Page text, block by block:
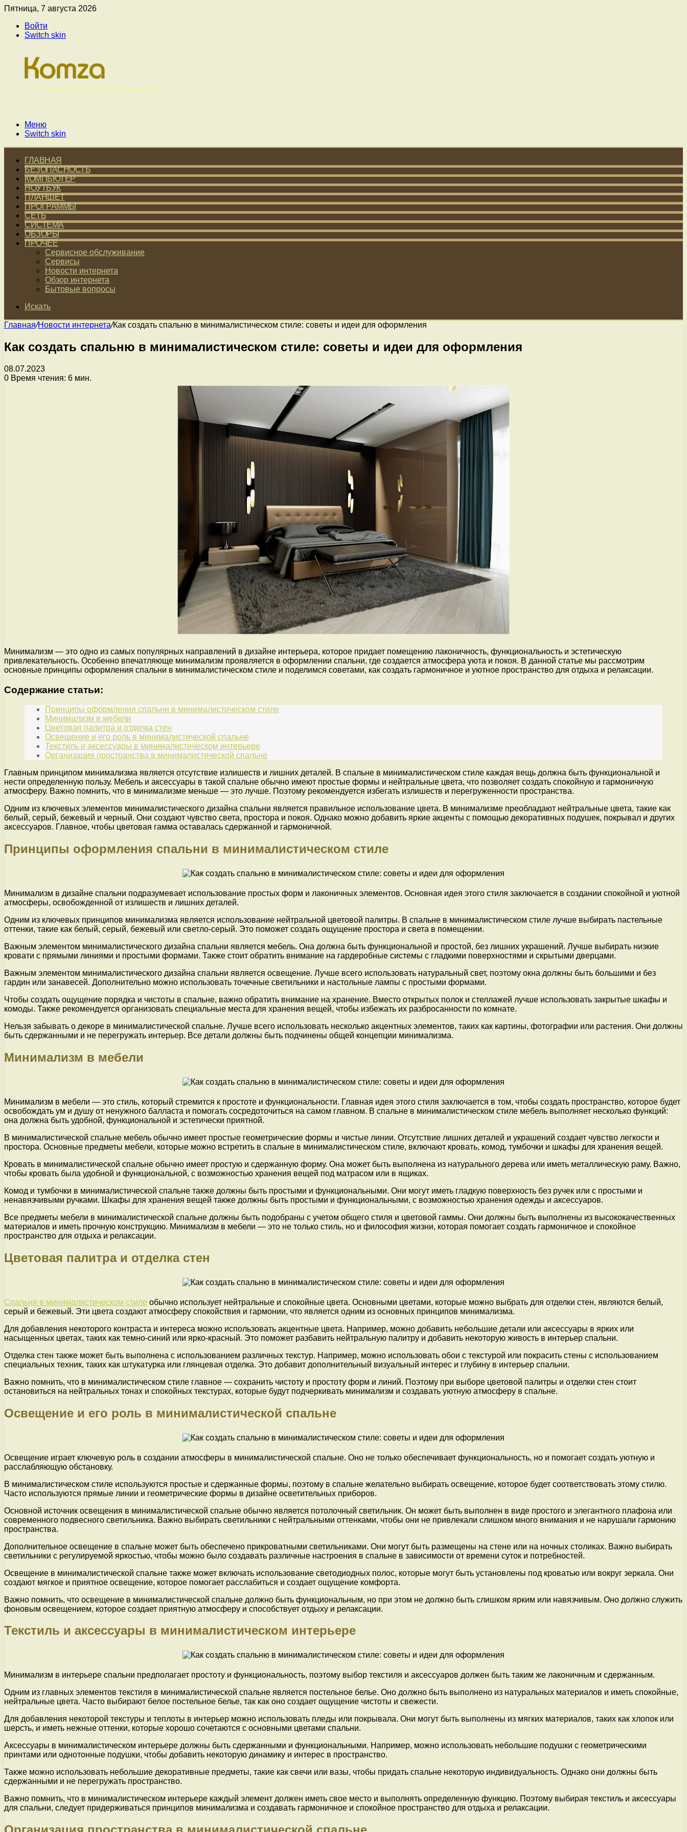
Пятница, 7 августа 2026
Войти
Switch skin
Меню
Switch skin
ГЛАВНАЯ
БЕЗОПАСНОСТЬ
КОМПЬЮТЕР
НОУТБУК
ПЛАНШЕТ
ПРОГРАММЫ
СЕТЬ
СИСТЕМА
ОБЗОРЫ
ПРОЧЕЕ
Сервисное обслуживание
Сервисы
Новости интернета
Обзор интернета
Бытовые вопросы
Искать
Главная/Новости интернета/Как создать спальню в минималистическом стиле: советы и идеи для оформления
Как создать спальню в минималистическом стиле: советы и идеи для оформления
08.07.2023
0 Время чтения: 6 мин.
Минимализм — это одно из самых популярных направлений в дизайне интерьера, которое придает помещению лаконичность, функциональность и эстетическую
привлекательность. Особенно впечатляюще минимализм проявляется в оформлении спальни, где создается атмосфера уюта и покоя. В данной статье мы рассмотрим
основные принципы оформления спальни в минималистическом стиле и поделимся советами, как создать гармоничное и уютное пространство для отдыха и релаксации.
Содержание статьи:
Принципы оформления спальни в минималистическом стиле
Минимализм в мебели
Цветовая палитра и отделка стен
Освещение и его роль в минималистической спальне
Текстиль и аксессуары в минималистическом интерьере
Организация пространства в минималистической спальне
Главным принципом минимализма является отсутствие излишеств и лишних деталей. В спальне в минималистическом стиле каждая вещь должна быть функциональной и
нести определенную пользу. Мебель и аксессуары в такой спальне обычно имеют простые формы и нейтральные цвета, что позволяет создать спокойную и гармоничную
атмосферу. Важно помнить, что в минимализме меньше — это лучше. Поэтому рекомендуется избегать излишеств и перегруженности пространства.
Одним из ключевых элементов минималистического дизайна спальни является правильное использование цвета. В минимализме преобладают нейтральные цвета, такие как
белый, серый, бежевый и черный. Они создают чувство света, простора и покоя. Однако можно добавить яркие акценты с помощью декоративных подушек, покрывал и других
аксессуаров. Главное, чтобы цветовая гамма оставалась сдержанной и гармоничной.
Принципы оформления спальни в минималистическом стиле
Минимализм в дизайне спальни подразумевает использование простых форм и лаконичных элементов. Основная идея этого стиля заключается в создании спокойной и уютной
атмосферы, освобожденной от излишеств и лишних деталей.
Одним из ключевых принципов минимализма является использование нейтральной цветовой палитры. В спальне в минималистическом стиле лучше выбирать пастельные
оттенки, такие как белый, серый, бежевый или светло-серый. Это поможет создать ощущение простора и света в помещении.
Важным элементом минималистического дизайна спальни является мебель. Она должна быть функциональной и простой, без лишних украшений. Лучше выбирать низкие
кровати с прямыми линиями и простыми формами. Также стоит обратить внимание на гардеробные системы с гладкими поверхностями и скрытыми дверцами.
Важным элементом минималистического дизайна спальни является освещение. Лучше всего использовать натуральный свет, поэтому окна должны быть большими и без
гардин или занавесей. Дополнительно можно использовать точечные светильники и настольные лампы с простыми формами.
Чтобы создать ощущение порядка и чистоты в спальне, важно обратить внимание на хранение. Вместо открытых полок и стеллажей лучше использовать закрытые шкафы и
комоды. Также рекомендуется организовать специальные места для хранения вещей, чтобы избежать их разбросанности по комнате.
Нельзя забывать о декоре в минималистической спальне. Лучше всего использовать несколько акцентных элементов, таких как картины, фотографии или растения. Они должны
быть сдержанными и не перегружать интерьер. Все детали должны быть подчинены общей концепции минимализма.
Минимализм в мебели
Минимализм в мебели — это стиль, который стремится к простоте и функциональности. Главная идея этого стиля заключается в том, чтобы создать пространство, которое будет
освобождать ум и душу от ненужного балласта и помогать сосредоточиться на самом главном. В спальне в минималистическом стиле мебель выполняет несколько функций:
она должна быть удобной, функциональной и эстетически приятной.
В минималистической спальне мебель обычно имеет простые геометрические формы и чистые линии. Отсутствие лишних деталей и украшений создает чувство легкости и
простора. Основные предметы мебели, которые можно встретить в спальне в минималистическом стиле, включают кровать, комод, тумбочки и шкафы для хранения вещей.
Кровать в минималистической спальне обычно имеет простую и сдержанную форму. Она может быть выполнена из натурального дерева или иметь металлическую раму. Важно,
чтобы кровать была удобной и функциональной, с возможностью хранения вещей под матрасом или в ящиках.
Комод и тумбочки в минималистической спальне также должны быть простыми и функциональными. Они могут иметь гладкую поверхность без ручек или с простыми и
ненавязчивыми ручками. Шкафы для хранения вещей также должны быть простыми и функциональными, с возможностью хранения одежды и аксессуаров.
Все предметы мебели в минималистической спальне должны быть подобраны с учетом общего стиля и цветовой гаммы. Они должны быть выполнены из высококачественных
материалов и иметь прочную конструкцию. Минимализм в мебели — это не только стиль, но и философия жизни, которая помогает создать гармоничное и спокойное
пространство для отдыха и релаксации.
Цветовая палитра и отделка стен
Спальня в минималистическом стиле обычно использует нейтральные и спокойные цвета. Основными цветами, которые можно выбрать для отделки стен, являются белый,
серый и бежевый. Эти цвета создают атмосферу спокойствия и гармонии, что является одним из основных принципов минимализма.
Для добавления некоторого контраста и интереса можно использовать акцентные цвета. Например, можно добавить небольшие детали или аксессуары в ярких или
насыщенных цветах, таких как темно-синий или ярко-красный. Это поможет разбавить нейтральную палитру и добавить некоторую живость в интерьер спальни.
Отделка стен также может быть выполнена с использованием различных текстур. Например, можно использовать обои с текстурой или покрасить стены с использованием
специальных техник, таких как штукатурка или глянцевая отделка. Это добавит дополнительный визуальный интерес и глубину в интерьер спальни.
Важно помнить, что в минималистическом стиле главное — сохранить чистоту и простоту форм и линий. Поэтому при выборе цветовой палитры и отделки стен стоит
остановиться на нейтральных тонах и спокойных текстурах, которые будут подчеркивать минимализм и создавать уютную атмосферу в спальне.
Освещение и его роль в минималистической спальне
Освещение играет ключевую роль в создании атмосферы в минималистической спальне. Оно не только обеспечивает функциональность, но и помогает создать уютную и
расслабляющую обстановку.
В минималистическом стиле используются простые и сдержанные формы, поэтому в спальне желательно выбирать освещение, которое будет соответствовать этому стилю.
Часто используются прямые линии и геометрические формы в дизайне осветительных приборов.
Основной источник освещения в минималистической спальне обычно является потолочный светильник. Он может быть выполнен в виде простого и элегантного плафона или
современного подвесного светильника. Важно выбирать светильники с нейтральными оттенками, чтобы они не привлекали слишком много внимания и не нарушали гармонию
пространства.
Дополнительное освещение в спальне может быть обеспечено прикроватными светильниками. Они могут быть размещены на стене или на ночных столиках. Важно выбирать
светильники с регулируемой яркостью, чтобы можно было создавать различные настроения в спальне в зависимости от времени суток и потребностей.
Освещение в минималистической спальне также может включать использование светодиодных полос, которые могут быть установлены под кроватью или вокруг зеркала. Они
создают мягкое и приятное освещение, которое помогает расслабиться и создает ощущение комфорта.
Важно помнить, что освещение в минималистической спальне должно быть функциональным, но при этом не должно быть слишком ярким или навязчивым. Оно должно служить
фоновым освещением, которое создает приятную атмосферу и способствует отдыху и релаксации.
Текстиль и аксессуары в минималистическом интерьере
Минимализм в интерьере спальни предполагает простоту и функциональность, поэтому выбор текстиля и аксессуаров должен быть таким же лаконичным и сдержанным.
Одним из главных элементов текстиля в минималистической спальне является постельное белье. Оно должно быть выполнено из натуральных материалов и иметь спокойные,
нейтральные цвета. Часто выбирают белое постельное белье, так как оно создает ощущение чистоты и свежести.
Для добавления некоторой текстуры и теплоты в интерьер можно использовать пледы или покрывала. Они могут быть выполнены из мягких материалов, таких как хлопок или
шерсть, и иметь нежные оттенки, которые хорошо сочетаются с основными цветами спальни.
Аксессуары в минималистическом интерьере должны быть сдержанными и функциональными. Например, можно использовать небольшие подушки с геометрическими
принтами или однотонные подушки, чтобы добавить некоторую динамику и интерес в пространство.
Также можно использовать небольшие декоративные предметы, такие как свечи или вазы, чтобы придать спальне некоторую индивидуальность. Однако они должны быть
сдержанными и не перегружать пространство.
Важно помнить, что в минималистическом интерьере каждый элемент должен иметь свое место и выполнять определенную функцию. Поэтому выбирая текстиль и аксессуары
для спальни, следует придерживаться принципов минимализма и создавать гармоничное и спокойное пространство для отдыха и релаксации.